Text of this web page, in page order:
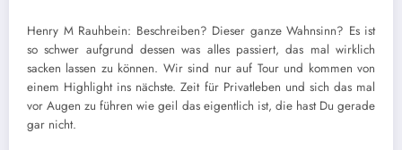
Henry M Rauhbein: Beschreiben? Dieser ganze Wahnsinn? Es ist
so schwer aufgrund dessen was alles passiert, das mal wirklich
sacken lassen zu können. Wir sind nur auf Tour und kommen von
einem Highlight ins nächste. Zeit für Privatleben und sich das mal
vor Augen zu führen wie geil das eigentlich ist, die hast Du gerade
gar nicht.